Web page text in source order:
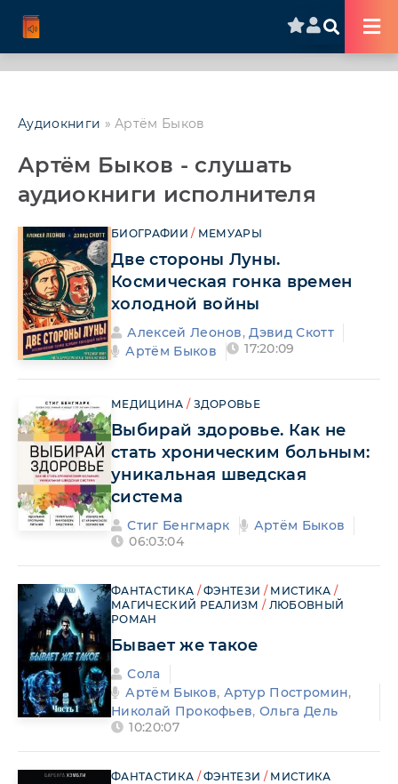
Аудиокниги » Артём Быков
Артём Быков - слушать
аудиокниги исполнителя
БИОГРАФИИ / МЕМУАРЫ
Две стороны Луны.
Космическая гонка времен
холодной войны
Алексей Леонов,Дэвид Скотт
Артём Быков
17:20:09
МЕДИЦИНА / ЗДОРОВЬЕ
Выбирай здоровье. Как не
стать хроническим больным:
уникальная шведская
система
Стиг Бенгмарк
Артём Быков
06:03:04
ФАНТАСТИКА /ФЭНТЕЗИ / МИСТИКА /
МАГИЧЕСКИЙ РЕАЛИЗМ / ЛЮБОВНЫЙ
РОМАН
Бывает же такое
Сола
Артём Быков, Артур Постромин,
Николай Прокофьев,Ольга Дель
10:20:07
ФАНТАСТИКА /ФЭНТЕЗИ / МИСТИКА